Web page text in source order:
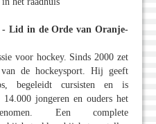
Lid in de Orde van Oranje-
voor hockey. Sinds 2000 zet
de hockeysport. Hij geeft
begeleidt cursisten en is
jongeren en ouders het
Een complete